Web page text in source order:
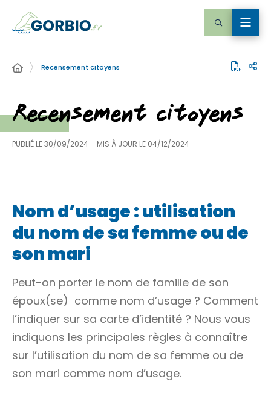
Recensement citoyens
Recensement citoyens
PUBLIÉ LE30/09/2024 – MIS À JOUR LE 04/12/2024
Nom d’usage : utilisation
du nom de sa femme ou de
son mari
Peut-on porter le nom de famille de son
époux(se) comme nom d’usage ? Comment
l’indiquer sur sa carte d’identité ? Nous vous
indiquons les principales règles à connaître
sur l’utilisation du nom de sa femme ou de
son mari comme nom d’usage.